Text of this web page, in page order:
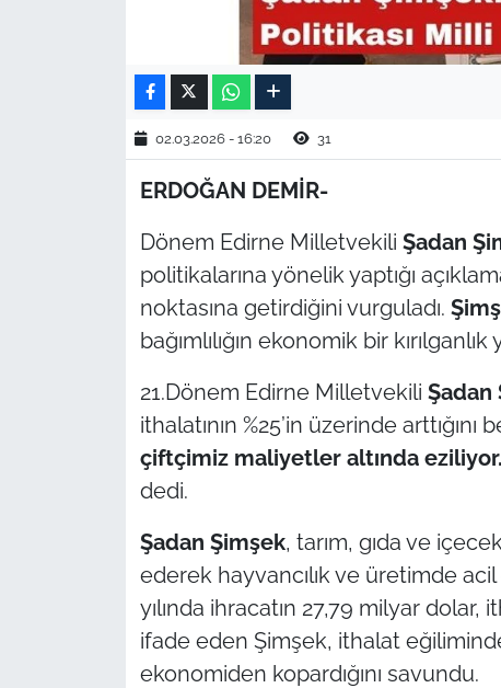
02.03.2026 - 16:20 31
ERDOĞAN DEMİR-
Dönem Edirne Milletvekili Şadan
politikalarına yönelik yaptığı
noktasına getirdiğini vurguladı.
bağımlılığın ekonomik bir
21.Dönem Edirne Milletvekili Şadan
ithalatının %25’in üzerinde arttığını
çiftçimiz maliyetler altında
dedi.
Şadan Şimşek, tarım, gıda ve
ederek hayvancılık ve üretimde acil
yılında ihracatın 27,79 milyar
ifade eden Şimşek, ithalat
ekonomiden kopardığını savundu.
KIRKLARELİ
ÇANAKKALE
Flaş Haber
Dış Haberler
İş Dünyası